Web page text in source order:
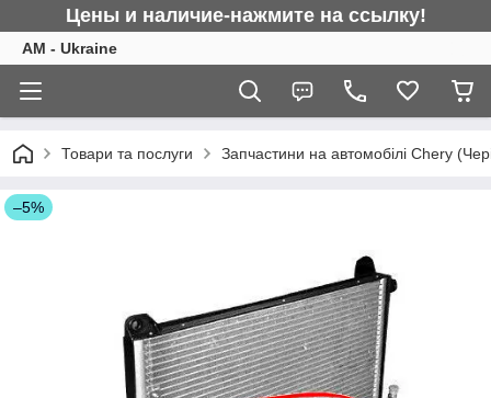
Цены и наличие-нажмите на ссылку!
AM - Ukraine
Товари та послуги Запчастини на автомобілі Chery
–5%